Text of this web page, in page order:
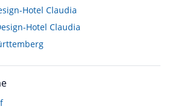
Hotel Claudia
Hotel Claudia